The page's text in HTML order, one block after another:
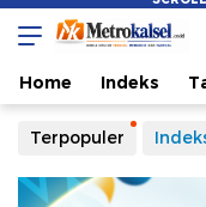
Metro Kalsel
Media Online
Home Indeks
Terpopuler